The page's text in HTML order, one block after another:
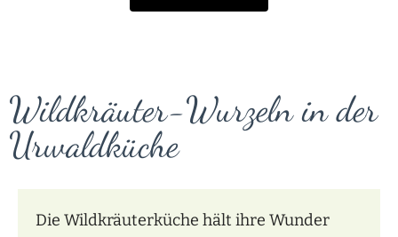
Wildkräuter-Wurzeln in der
Urwaldküche
Die Wildkräuterküche hält ihre Wunder